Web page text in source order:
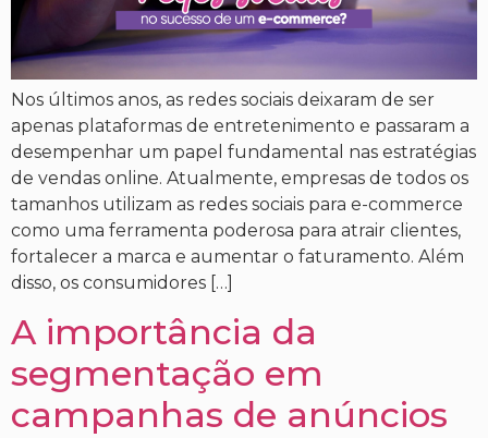
Nos últimos anos, as redes sociais deixaram de ser
apenas plataformas de entretenimento e passaram a
desempenhar um papel fundamental nas estratégias
de vendas online. Atualmente, empresas de todos os
tamanhos utilizam as redes sociais para e-commerce
como uma ferramenta poderosa para atrair clientes,
fortalecer a marca e aumentar o faturamento. Além
disso, os consumidores […]
A importância da
segmentação em
campanhas de anúncios